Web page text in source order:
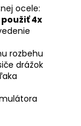
ocele:
použiť 4x
rozbehu
drážok